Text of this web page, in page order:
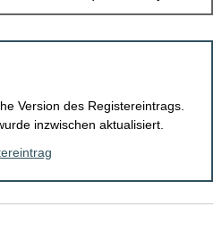
Version des Registereintrags.
inzwischen aktualisiert.